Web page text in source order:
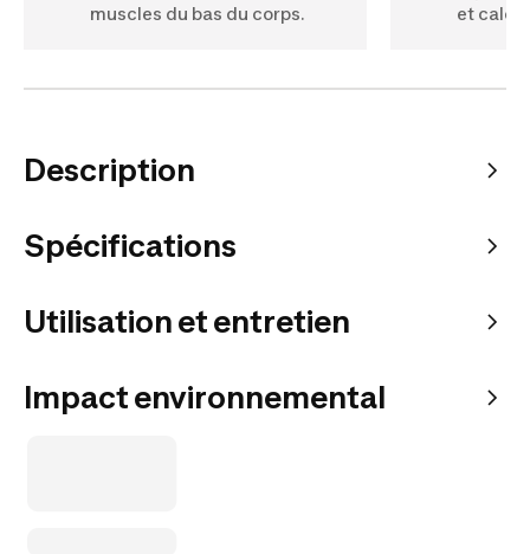
muscles du bas du corps.
et
Description
Spécifications
Utilisation et entretien
Impact environnemental